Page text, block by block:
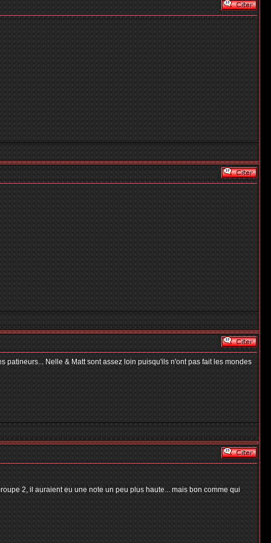
patineurs... Nelle & Matt sont assez loin puisqu'ils n'ont pas fait les mondes
2, il auraient eu une note un peu plus haute... mais bon comme qui